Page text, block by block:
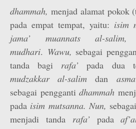
dhammah, menjad alamat pokok
pada empat tempat, yaitu: isim
jama’ muannats al-salim,
mudhari. Wawu, sebagai
tanda bagi rafa’ pada dua
mudzakkar al-salimdan
sebagai pengganti dhammah
pada isim mutsanna. Nun,
menjadi tanda rafa’ pada